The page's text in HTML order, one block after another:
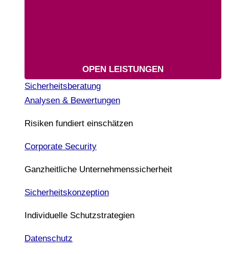
OPEN LEISTUNGEN
Sicherheitsberatung
Analysen & Bewertungen
Risiken fundiert einschätzen
Corporate Security
Ganzheitliche Unternehmenssicherheit
Sicherheitskonzeption
Individuelle Schutzstrategien
Datenschutz